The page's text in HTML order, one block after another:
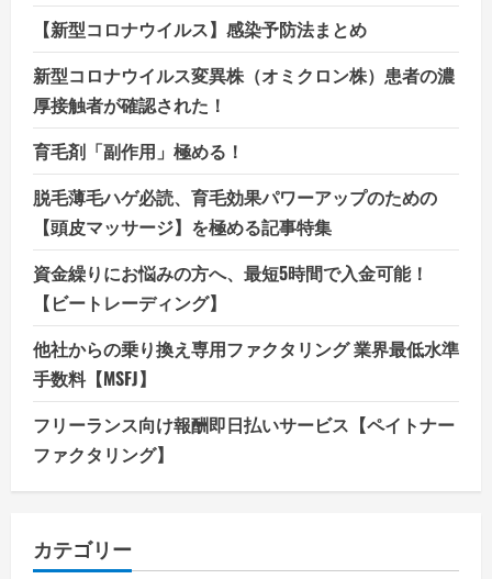
【新型コロナウイルス】感染予防法まとめ
新型コロナウイルス変異株（オミクロン株）患者の濃
厚接触者が確認された！
育毛剤「副作用」極める！
脱毛薄毛ハゲ必読、育毛効果パワーアップのための
【頭皮マッサージ】を極める記事特集
資金繰りにお悩みの方へ、最短5時間で入金可能！
【ビートレーディング】
他社からの乗り換え専用ファクタリング 業界最低水準
手数料【MSFJ】
フリーランス向け報酬即日払いサービス【ペイトナー
ファクタリング】
カテゴリー